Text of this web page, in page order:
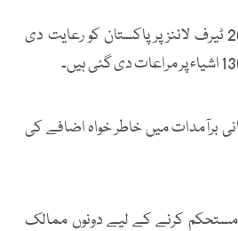
جس کے نتیجے میں 261 ٹیرف لائنز پر پاکستان کو رعایت دی
برآمدات میں خاطر خواہ اضافے کی
کرنے کے لیے دونوں ممالک